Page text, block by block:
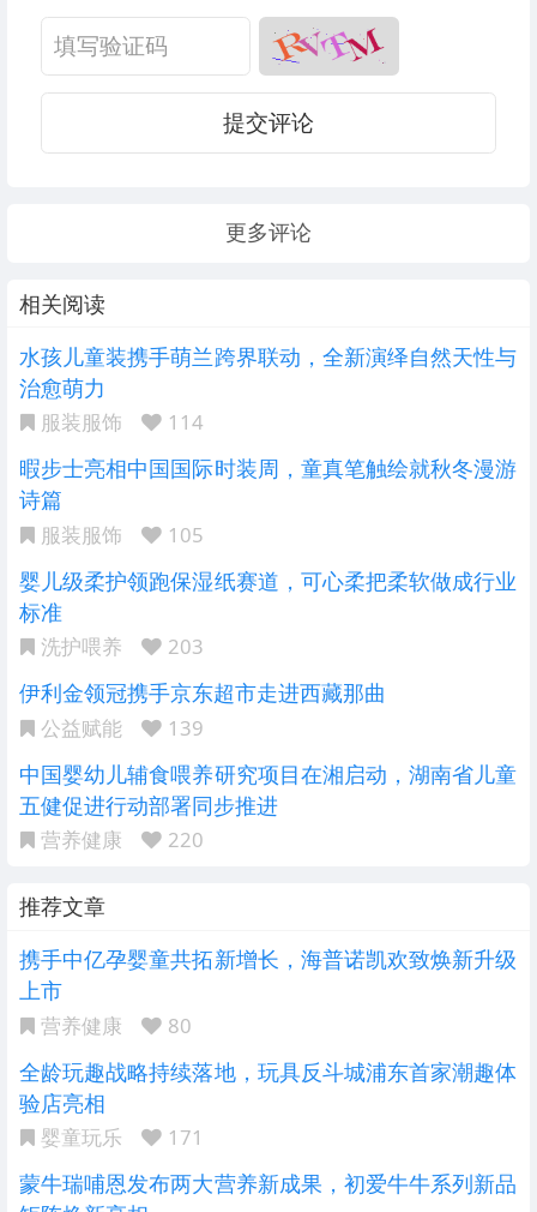
提交评论
更多评论
相关阅读
水孩儿童装携手萌兰跨界联动，全新演绎自然天性与
治愈萌力
服装服饰 114
暇步士亮相中国国际时装周，童真笔触绘就秋冬漫游
诗篇
服装服饰 105
婴儿级柔护领跑保湿纸赛道，可心柔把柔软做成行业
标准
洗护喂养 203
伊利金领冠携手京东超市走进西藏那曲
公益赋能 139
中国婴幼儿辅食喂养研究项目在湘启动，湖南省儿童
五健促进行动部署同步推进
营养健康 220
推荐文章
携手中亿孕婴童共拓新增长，海普诺凯欢致焕新升级
上市
营养健康 80
全龄玩趣战略持续落地，玩具反斗城浦东首家潮趣体
验店亮相
婴童玩乐 171
蒙牛瑞哺恩发布两大营养新成果，初爱牛牛系列新品